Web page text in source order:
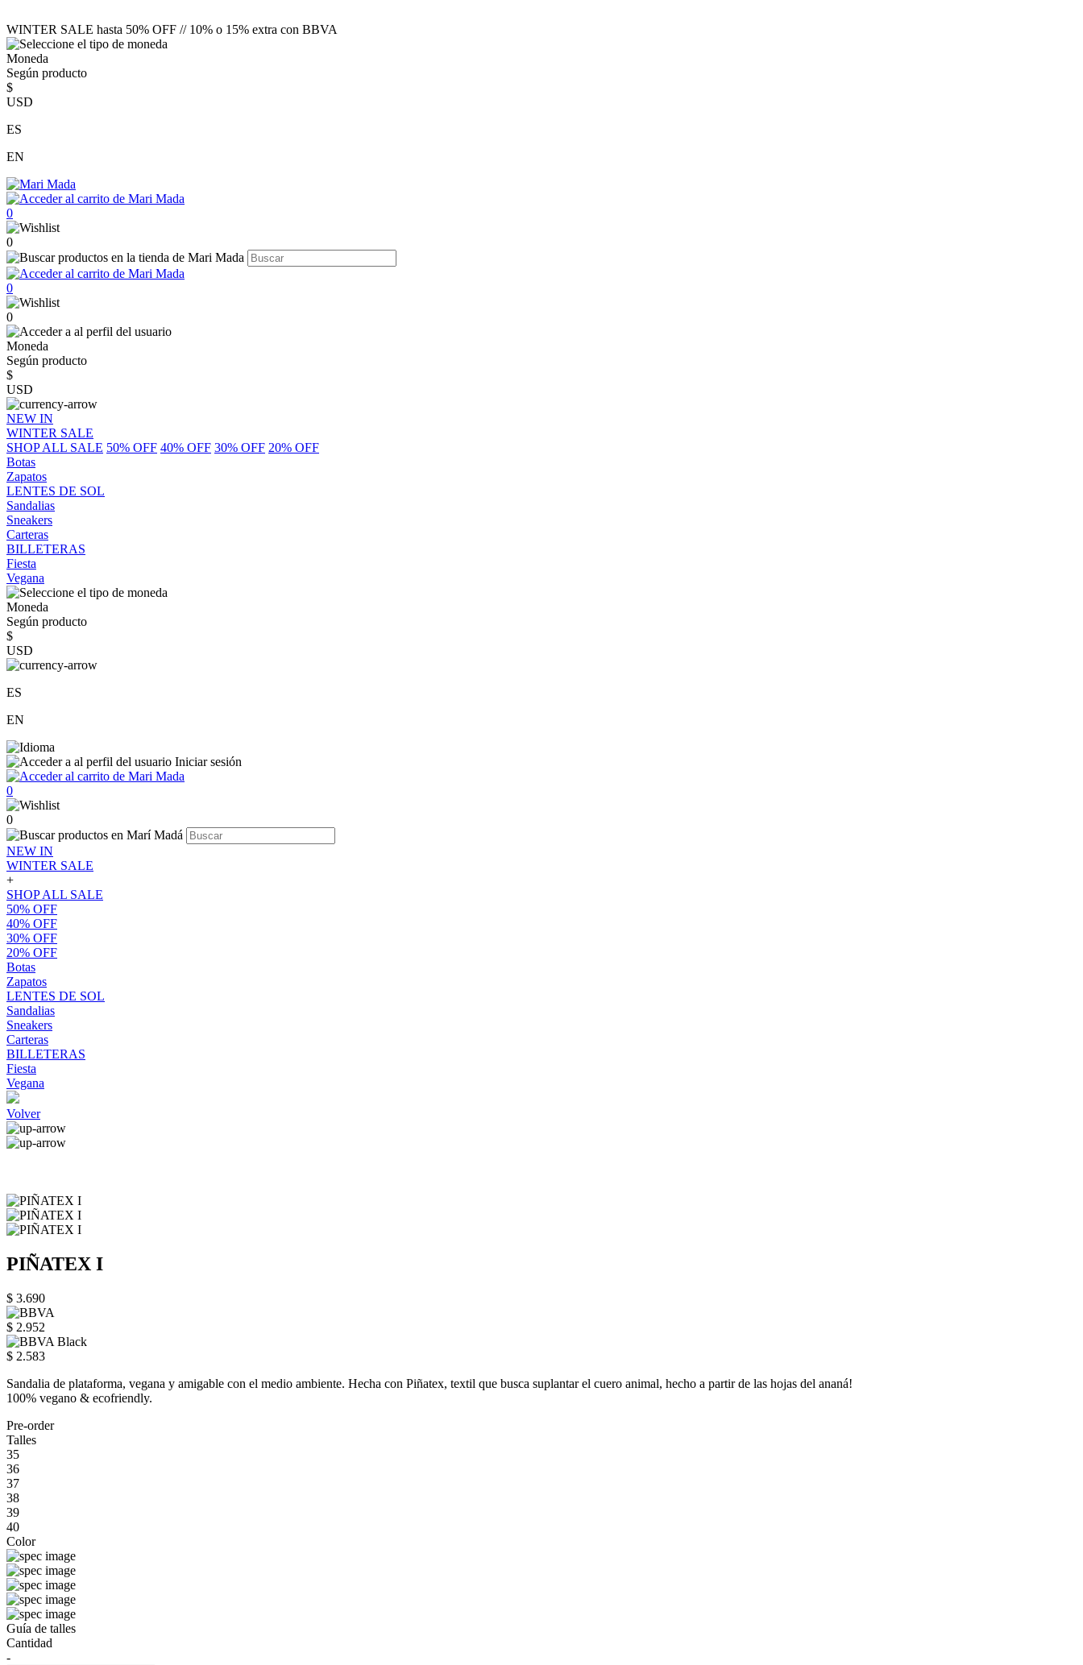
WINTER SALE hasta 50% OFF // 10% o 15% extra con BBVA
Moneda
Según producto
$
USD
ES
EN
0
0
0
0
Moneda
Según producto
$
USD
NEW IN
WINTER SALE
SHOP ALL SALE 50% OFF 40% OFF 30% OFF 20% OFF
Botas
Zapatos
LENTES DE SOL
Sandalias
Sneakers
Carteras
BILLETERAS
Fiesta
Vegana
Moneda
Según producto
$
USD
ES
EN
Iniciar sesión
0
0
NEW IN
WINTER SALE
+
SHOP ALL SALE
50% OFF
40% OFF
30% OFF
20% OFF
Botas
Zapatos
LENTES DE SOL
Sandalias
Sneakers
Carteras
BILLETERAS
Fiesta
Vegana
Volver
PIÑATEX I
$ 3.690
$ 2.952
$ 2.583
Sandalia de plataforma, vegana y amigable con el medio ambiente. Hecha con Piñatex, textil que busca suplantar el cuero animal, hecho a partir de las hojas del ananá!
100% vegano & ecofriendly.
Pre-order
Talles
35
36
37
38
39
40
Color
Guía de talles
Cantidad
-